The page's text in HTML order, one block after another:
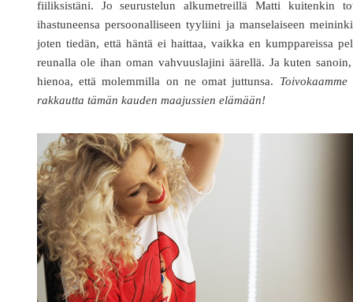
fiiliksistäni. Jo seurustelun alkumetreillä Matti kuitenkin
ihastuneensa persoonalliseen tyyliini ja manselaiseen
joten tiedän, että häntä ei haittaa, vaikka en kumppareissa
reunalla ole ihan oman vahvuuslajini äärellä. Ja kuten
hienoa, että molemmilla on ne omat juttunsa. Toivokaamme
rakkautta tämän kauden maajussien elämään!